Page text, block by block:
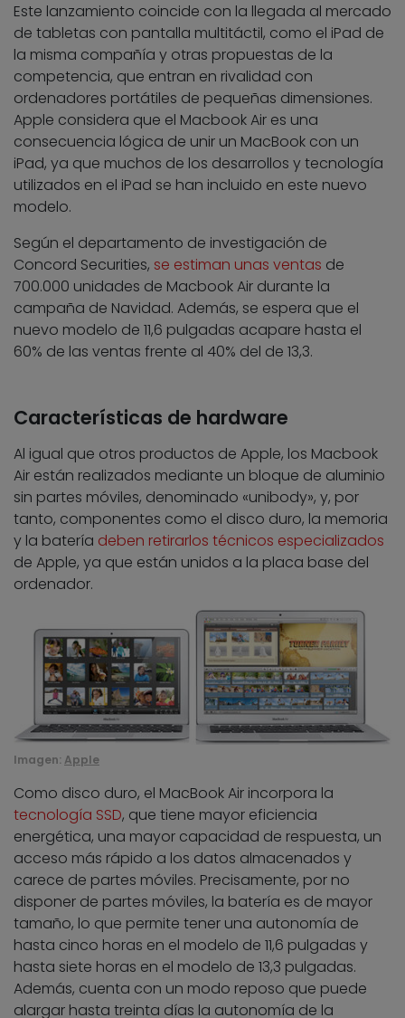
Este lanzamiento coincide con la llegada al mercado
de tabletas con pantalla multitáctil, como el iPad de
la misma compañía y otras propuestas de la
competencia, que entran en rivalidad con
ordenadores portátiles de pequeñas dimensiones.
Apple considera que el Macbook Air es una
consecuencia lógica de unir un MacBook con un
iPad, ya que muchos de los desarrollos y tecnología
utilizados en el iPad se han incluido en este nuevo
modelo.
Según el departamento de investigación de
Concord Securities, se estiman unas ventas de
700.000 unidades de Macbook Air durante la
campaña de Navidad. Además, se espera que el
nuevo modelo de 11,6 pulgadas acapare hasta el
60% de las ventas frente al 40% del de 13,3.
Características de hardware
Al igual que otros productos de Apple, los Macbook
Air están realizados mediante un bloque de aluminio
sin partes móviles, denominado «unibody», y, por
tanto, componentes como el disco duro, la memoria
y la batería deben retirarlos técnicos especializados
de Apple, ya que están unidos a la placa base del
ordenador.
Imagen: Apple
Como disco duro, el MacBook Air incorpora la
tecnología SSD, que tiene mayor eficiencia
energética, una mayor capacidad de respuesta, un
acceso más rápido a los datos almacenados y
carece de partes móviles. Precisamente, por no
disponer de partes móviles, la batería es de mayor
tamaño, lo que permite tener una autonomía de
hasta cinco horas en el modelo de 11,6 pulgadas y
hasta siete horas en el modelo de 13,3 pulgadas.
Además, cuenta con un modo reposo que puede
alargar hasta treinta días la autonomía de la